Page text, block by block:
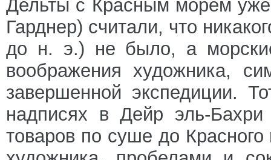
Дельты с Красным морем
Гарднер) считали, что
до н. э.) не было, а
воображения художника,
завершенной экспедиции.
надписях в Дейр эль-
товаров по суше до